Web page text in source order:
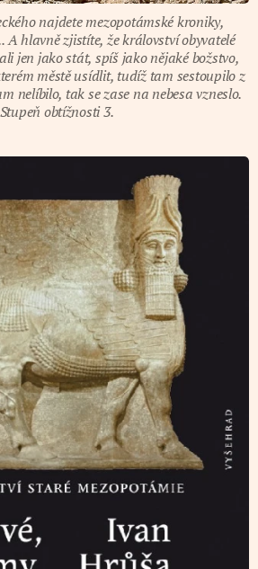
najdete mezopotámské kroniky,
A hlavně zjistíte, že království obyvatelé
jen jako stát, spíš jako nějaké božstvo,
městě usídlit, tudíž tam sestoupilo z
nelíbilo, tak se zase na nebesa vzneslo.
Stupeň obtížnosti 3.